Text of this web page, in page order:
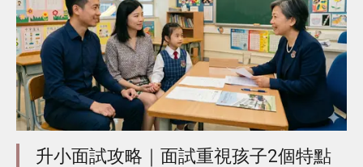
升小面試攻略｜面試重視孩子2個特點